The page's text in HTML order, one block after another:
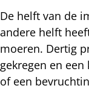
De helft van de
andere helft
moeren. Dertig
gekregen en
of een